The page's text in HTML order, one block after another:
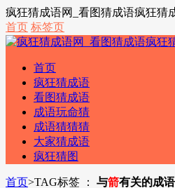
疯狂猜成语网_看图猜成语疯狂猜
首页 标签页
首页
疯狂猜成语
看图猜成语
成语玩命猜
成语猜猜猜
大家猜成语
疯狂猜图
首页>TAG标签 ： 与箭有关的成